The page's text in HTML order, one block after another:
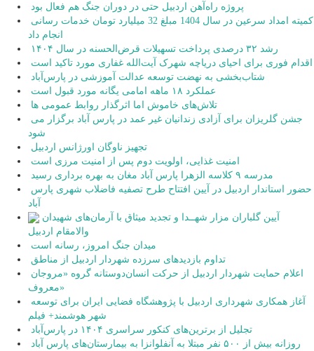
پروژه راه‌آهن اردبیل حتی در دوران جنگ هم فعال بود
انجام داد
رشد ۳۲ درصدی پرداخت تسهیلات قرض‌الحسنه در سال ۱۴۰۴
اقدام فوری برای احیای دریاچه شهرک آیت‌الله غفاری مورد تاکید است
شتاب‌بخشی به نهضت توسعه عدالت آموزشی در پارس‌آباد
عملکرد ۱۸ ماهه امامی یگانه مورد قبول است
تلاش‌های خاموش اما اثرگذار روابط عمومی ها
شود
تجهیز ناوگان اورژانس اردبیل
امنیت غذایی، اولویت دوم پس از امنیت مرزی است
مدرسه ۹ کلاسه الزهرا پارس آباد مغان به بهره برداری رسید
آباد
والامقام اردبیل
میدان جنگ امروز، رسانه است
تداوم بازدیدهای سرزده شهردار اردبیل از مناطق
معروف»
شهر هوشمند+ فیلم